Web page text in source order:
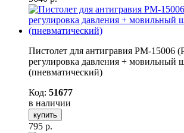
Пистолет для антигравия РМ-15006
регулировка давления + мовильный
(пневматический)
Код: 51677
в наличии
купить
795 р.